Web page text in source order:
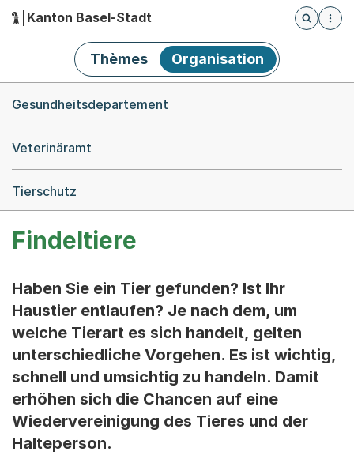
Hauptnavigation
Kanton Basel-Stadt
Öffnet
Thèmes Organisation
Gesundheitsdepartement
Veterinäramt
Tierschutz
Findeltiere
Haben Sie ein Tier gefunden? Ist Ihr
Haustier entlaufen? Je nach dem, um
welche Tierart es sich handelt, gelten
unterschiedliche Vorgehen. Es ist wichtig,
schnell und umsichtig zu handeln. Damit
erhöhen sich die Chancen auf eine
Wiedervereinigung des Tieres und der
Halteperson.